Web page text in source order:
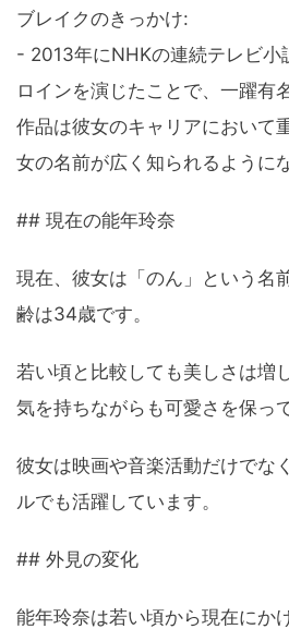
ブレイクのきっかけ:
- 2013年にNHKの連続テレビ小
ロインを演じたことで、一躍有
作品は彼女のキャリアにおいて
女の名前が広く知られるように
## 現在の能年玲奈
現在、彼女は「のん」という名
齢は34歳です。
若い頃と比較しても美しさは増
気を持ちながらも可愛さを保っ
彼女は映画や音楽活動だけでな
ルでも活躍しています。
## 外見の変化
能年玲奈は若い頃から現在にか